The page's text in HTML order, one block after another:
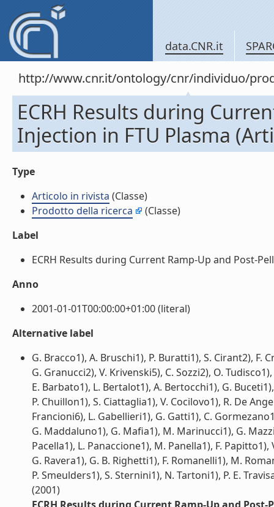
data.CNR.it
http://www.cnr.it/ontology/cnr/individuo/
ECRH Results during
Injection in FTU Plasma
Type
Articolo in rivista (Classe)
Prodotto della ricerca
(Classe)
Label
ECRH Results during Current Ramp-Up and Post-
Anno
2001-01-01T00:00:00+01:00 (literal)
Alternative label
G. Bracco1), A. Bruschi1), P. Buratti1), S. Cirant2), F.
G. Granucci2), V. Krivenski5), C. Sozzi2), O.
E. Barbato1), L. Bertalot1), A. Bertocchi1), G.
P. Chuillon1), S. Ciattaglia1), V. Cocilovo1), R. De
Francioni6), L. Gabellieri1), G. Gatti1), C.
G. Maddaluno1), G. Mafia1), M. Marinucci1), G.
Pacella1), L. Panaccione1), M. Panella1), F.
G. Ravera1), G. B. Righetti1), F. Romanelli1), M.
P. Smeulders1), S. Sternini1), N. Tartoni1), P. E.
(2001)